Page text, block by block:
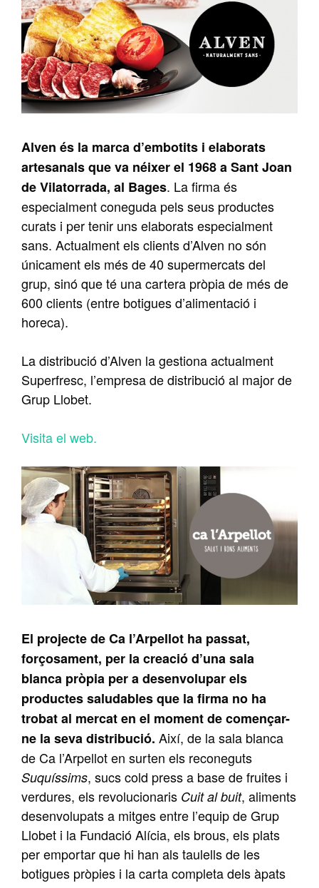
Alven és la marca d’embotits i elaborats
artesanals que va néixer el 1968 a Sant Joan
de Vilatorrada, al Bages. La firma és
especialment coneguda pels seus productes
curats i per tenir uns elaborats especialment
sans. Actualment els clients d’Alven no són
únicament els més de 40 supermercats del
grup, sinó que té una cartera pròpia de més de
600 clients (entre botigues d’alimentació i
horeca).
La distribució d’Alven la gestiona actualment
Superfresc, l’empresa de distribució al major de
Grup Llobet.
Visita el web.
El projecte de Ca l’Arpellot ha passat,
forçosament, per la creació d’una sala
blanca pròpia per a desenvolupar els
productes saludables que la firma no ha
trobat al mercat en el moment de començar-
ne la seva distribució. Així, de la sala blanca
de Ca l’Arpellot en surten els reconeguts
Suquíssims, sucs cold press a base de fruites i
verdures, els revolucionaris Cuit al buit, aliments
desenvolupats a mitges entre l’equip de Grup
Llobet i la Fundació Alícia, els brous, els plats
per emportar que hi han als taulells de les
botigues pròpies i la carta completa dels àpats